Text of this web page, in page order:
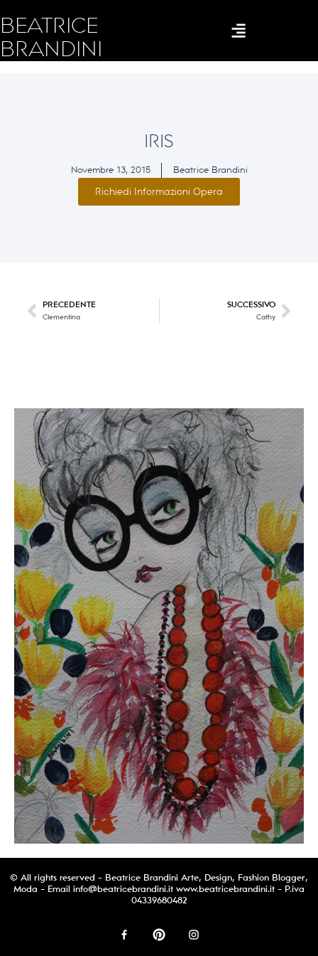
BEATRICE
BRANDINI
IRIS
Novembre 13, 2015 Beatrice Brandini
Richiedi Informazioni Opera
PRECEDENTE
Clementina
SUCCESSIVO
Cathy
© All rights reserved - Beatrice Brandini Arte, Design, Fashion Blogger,
Moda - Email info@beatricebrandini.it www.beatricebrandini.it - P.iva
04339680482